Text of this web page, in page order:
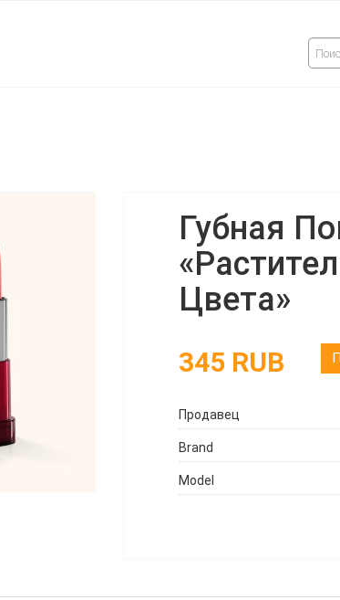
Губная
Цвета»
345 RUB
Продавец
Brand
Model